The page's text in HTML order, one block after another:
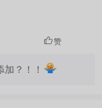
赞
？！！